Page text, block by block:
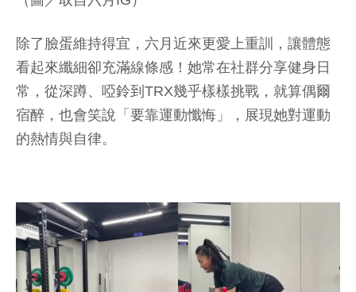
除了臉蛋維持得宜，六月近來更愛上重訓，讓體態
看起來纖細卻充滿線條感！她常在社群分享健身日
常，從深蹲、啞鈴到TRX幾乎樣樣挑戰，就算偶爾
宿醉，也會笑說「要靠運動懺悔」，展現她對運動
的熱情與自律。